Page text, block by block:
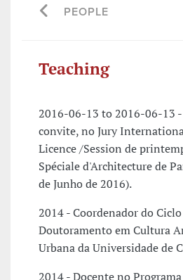
PEOPLE
Teaching
2016-06-13 to 2016-06-13 -
convite, no Jury
Licence /Session de
Spéciale d'Architecture de
de Junho de 2016).
2014 - Coordenador do
Doutoramento em Cultura
Urbana da Universidade de
2014 - Docente no